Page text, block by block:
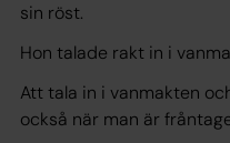
sin röst.
Hon talade rakt in i
Att tala in i vanmakten
också när man är